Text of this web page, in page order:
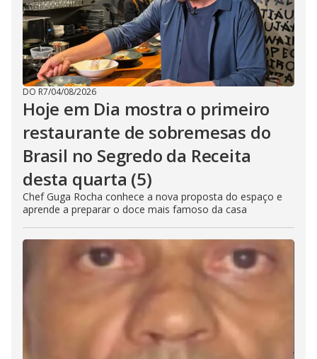
DO R7/04/08/2026
Hoje em Dia mostra o primeiro
restaurante de sobremesas do
Brasil no Segredo da Receita
desta quarta (5)
Chef Guga Rocha conhece a nova proposta do espaço e
aprende a preparar o doce mais famoso da casa